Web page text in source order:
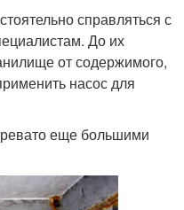
справляться с
До их
от содержимого,
насос для
еще большими